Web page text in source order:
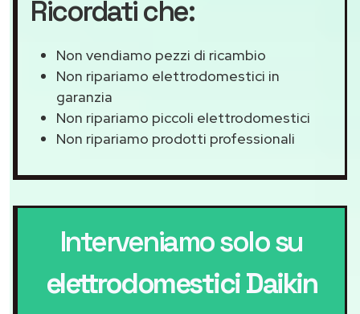
Ricordati che:
Non vendiamo pezzi di ricambio
Non ripariamo elettrodomestici in
garanzia
Non ripariamo piccoli elettrodomestici
Non ripariamo prodotti professionali
Interveniamo solo su
elettrodomestici Daikin